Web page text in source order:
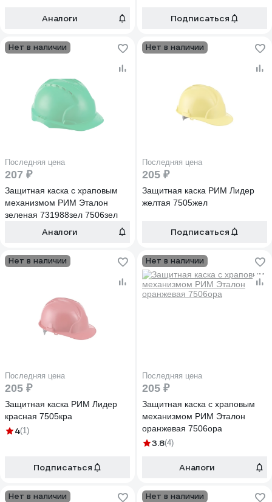
Аналоги Подписаться
Нет в наличии
Последняя цена
207 ₽
Защитная каска с храповым
механизмом РИМ Эталон
зеленая 731988зел 7506зел
Аналоги
Нет в наличии
Последняя цена
205 ₽
Защитная каска РИМ Лидер
желтая 7505жел
Подписаться
Нет в наличии
Последняя цена
205 ₽
Защитная каска РИМ Лидер
красная 7505кра
4(1)
Подписаться
Нет в наличии
Последняя цена
205 ₽
Защитная каска с храповым
механизмом РИМ Эталон
оранжевая 7506ора
3.8(4)
Аналоги
Нет в наличии Нет в наличии